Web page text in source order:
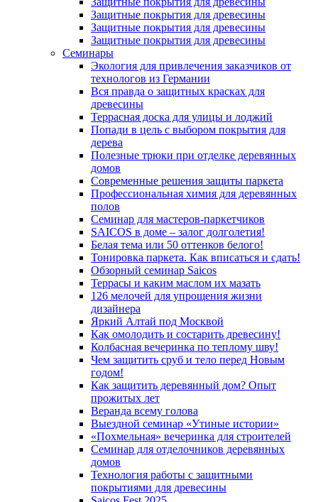
Защитные покрытия для древесины
Защитные покрытия для древесины
Защитные покрытия для древесины
Семинары
Экология для привлечения заказчиков от
технологов из Германии
Вся правда о защитных красках для
древесины
Террасная доска для улицы и лоджий
Попади в цель с выбором покрытия для
дерева
Полезные трюки при отделке деревянных
домов
Современные решения защиты паркета
Профессиональная химия для деревянных
полов
Семинар для мастеров-паркетчиков
SAICOS в доме – залог долголетия!
Белая тема или 50 оттенков белого!
Тонировка паркета. Как вписаться и сдать!
Обзорный семинар Saicos
Террасы и каким маслом их мазать
126 мелочей для упрощения жизни
дизайнера
Яркий Алтай под Москвой
Как омолодить и состарить древесину!
Колбасная вечеринка по теплому шву!
Чем защитить сруб и тело перед Новым
годом!
Как защитить деревянный дом? Опыт
прожитых лет
Веранда всему голова
Выездной семинар «Утиные истории»
«Похмельная» вечеринка для строителей
Семинар для отделочников деревянных
домов
Технология работы с защитными
покрытиями для древесины